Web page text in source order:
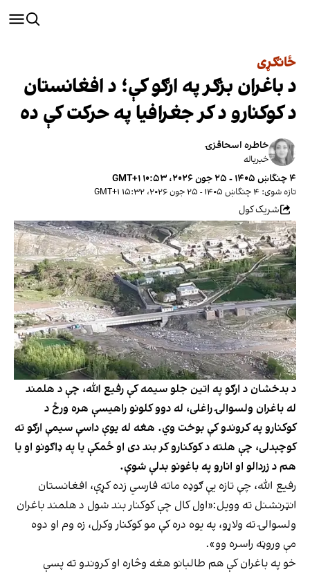
ځانګړی
د باغران بزګر په ارګو کې؛ د افغانستان
د کوکنارو د کر جغرافیا په حرکت کې ده
خاطره اسحاقزۍ
خبریاله
۴ چنگاښ ۱۴۰۵ - ۲۵ جون ۲۰۲۶، ۱۰:۵۳ GMT+۱
تازه شوی: ۴ چنگاښ ۱۴۰۵ - ۲۵ جون ۲۰۲۶، ۱۵:۳۲ GMT+۱
شریک کول
د بدخشان د ارګو په اتین جلو سیمه کې رفیع الله، چې د هلمند
له باغران ولسوالۍ راغلی، له دوو کلونو راهیسې هره ورځ د
کوکنارو په کروندو کې بوخت وي. هغه له یوې داسې سیمې ارګو ته
کوچېدلی، چې هلته د کوکنارو کر بند دی او ځمکې یا په ډاګونو او یا
هم د زردالو او انارو په باغونو بدلې شوې.
رفیع الله، چې تازه یې ګوډه ماته فارسي زده کړې، افغانستان
انټرنشنل ته وویل:«اول کال چې کوکنار بند شول د هلمند باغران
ولسوالۍ ته ولاړو، په یوه دره کې مو کوکنار وکرل، زه وم او دوه
مې وروڼه راسره وو».
خو په باغران کې هم طالبانو هغه وڅاره او کروندو ته پسې